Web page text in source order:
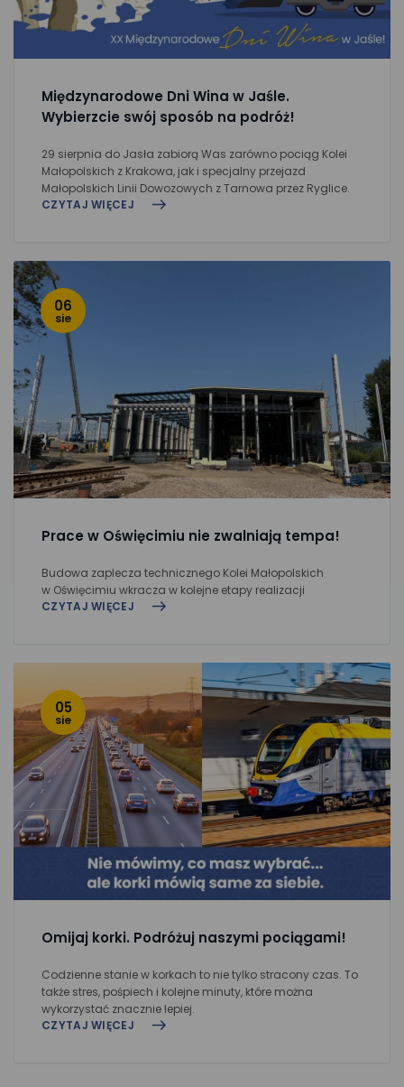
Międzynarodowe Dni Wina w Jaśle.
Wybierzcie swój sposób na podróż!
29 sierpnia do Jasła zabiorą Was zarówno pociąg Kolei
Małopolskich z Krakowa, jak i specjalny przejazd
CZYTAJ WIĘCEJ
06
sie
Prace w Oświęcimiu nie zwalniają tempa!
Budowa zaplecza technicznego Kolei Małopolskich
w Oświęcimiu wkracza w kolejne etapy realizacji
CZYTAJ WIĘCEJ
05
sie
Omijaj korki. Podróżuj naszymi pociągami!
Codzienne stanie w korkach to nie tylko stracony czas. To
także stres, pośpiech i kolejne minuty, które można
wykorzystać znacznie lepiej.
CZYTAJ WIĘCEJ